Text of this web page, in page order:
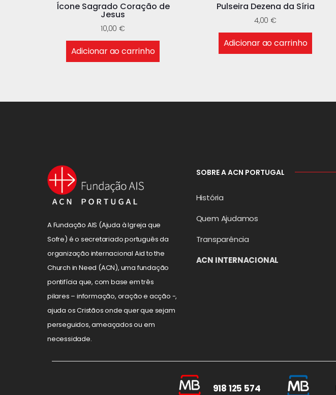
Ícone Sagrado Coração de
Jesus
10,00 €
Adicionar ao carrinho
Pulseira Dezena da Síria
4,00€
Adicionar ao carrinho
A Fundação AIS (Ajuda à Igreja que
Sofre) é o secretariado português da
organização internacional Aid to the
Church in Need (ACN), uma fundação
pontifícia que, com base em três
pilares – informação, oração e acção -,
ajuda os Cristãos onde quer que sejam
perseguidos, ameaçados ou em
necessidade.
SOBRE A ACN PORTUGAL
História
Quem Ajudamos
Transparência
ACN INTERNACIONAL
918 125 574